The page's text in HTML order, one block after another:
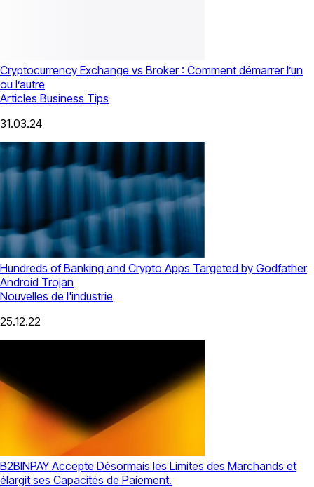
Cryptocurrency Exchange vs Broker : Comment démarrer l’un
ou l’autre
Articles Business Tips
31.03.24
Hundreds of Banking and Crypto Apps Targeted by Godfather
Android Trojan
Nouvelles de l'industrie
25.12.22
B2BINPAY Accepte Désormais les Limites des Marchands et
élargit ses Capacités de Paiement.